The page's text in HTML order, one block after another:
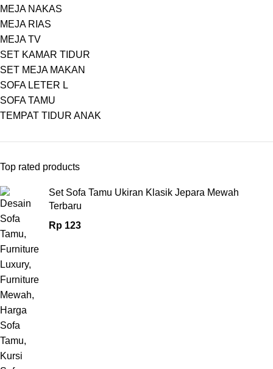
MEJA NAKAS
MEJA RIAS
MEJA TV
SET KAMAR TIDUR
SET MEJA MAKAN
SOFA LETER L
SOFA TAMU
TEMPAT TIDUR ANAK
Top rated products
Set Sofa Tamu Ukiran Klasik Jepara Mewah
Terbaru
Rp 123